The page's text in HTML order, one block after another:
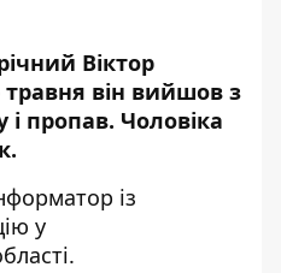
Віктор
травня він вийшов з
пропав. Чоловіка
із
у